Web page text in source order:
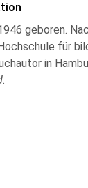
geboren.
für
in
.